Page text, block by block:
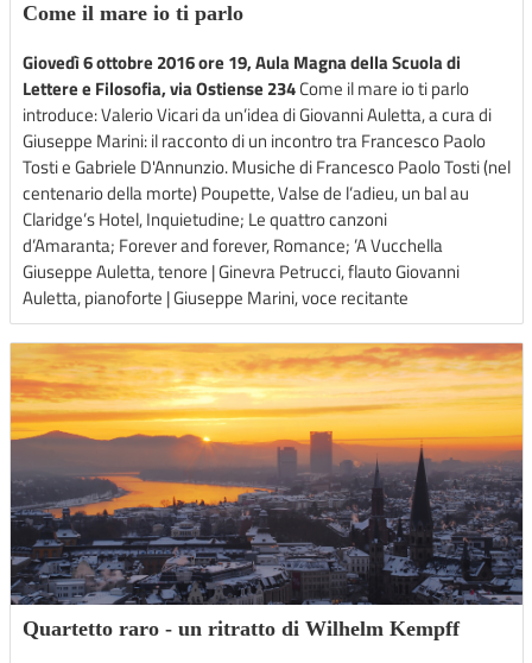
Come il mare io ti parlo
Giovedì 6 ottobre 2016 ore 19, Aula Magna della Scuola di
Lettere e Filosofia, via Ostiense 234Come il mare io ti parlo
introduce: Valerio Vicari da un’idea di Giovanni Auletta, a cura di
Giuseppe Marini: il racconto di un incontro tra Francesco Paolo
Tosti e Gabriele D'Annunzio. Musiche di Francesco Paolo Tosti (nel
centenario della morte) Poupette, Valse de l’adieu, un bal au
Claridge’s Hotel, Inquietudine; Le quattro canzoni
d’Amaranta; Forever and forever, Romance; ’A Vucchella
Giuseppe Auletta, tenore | Ginevra Petrucci, flauto Giovanni
Auletta, pianoforte | Giuseppe Marini, voce recitante
Quartetto raro - un ritratto di Wilhelm Kempff